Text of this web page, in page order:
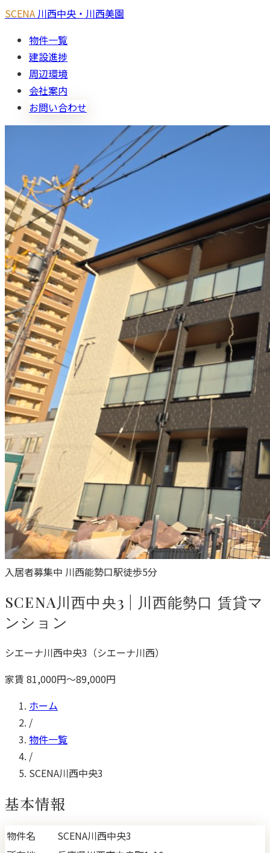
SCENA 川西中央・川西美園
物件一覧
建設進捗
周辺環境
会社案内
お問い合わせ
入居者募集中 川西能勢口駅徒歩5分
SCENA川西中央3 | 川西能勢口 賃貸マ
ンション
シエーナ川西中央3（シエーナ川西）
家賃 81,000円〜89,000円
ホーム
/
物件一覧
/
SCENA川西中央3
基本情報
物件名
SCENA川西中央3